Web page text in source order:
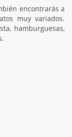
encontrarás a
muy variados.
hamburguesas,